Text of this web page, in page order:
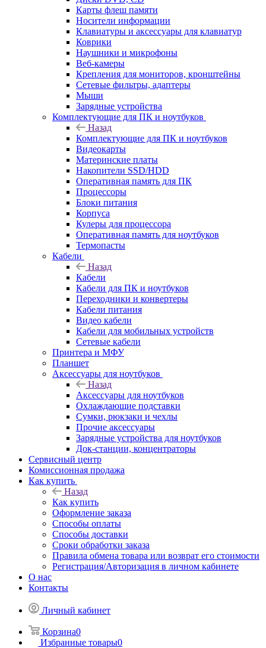
Карты флеш памяти
Носители информации
Клавиатуры и аксессуары для клавиатур
Коврики
Наушники и микрофоны
Веб-камеры
Крепления для мониторов, кронштейны
Сетевые фильтры, адаптеры
Мыши
Зарядные устройства
Комплектующие для ПК и ноутбуков
Назад
Комплектующие для ПК и ноутбуков
Видеокарты
Материнские платы
Накопители SSD/HDD
Оперативная память для ПК
Процессоры
Блоки питания
Корпуса
Кулеры для процессора
Оперативная память для ноутбуков
Термопасты
Кабели
Назад
Кабели
Кабели для ПК и ноутбуков
Переходники и конвертеры
Кабели питания
Видео кабели
Кабели для мобильных устройств
Сетевые кабели
Принтера и МФУ
Планшет
Аксессуары для ноутбуков
Назад
Аксессуары для ноутбуков
Охлаждающие подставки
Сумки, рюкзаки и чехлы
Прочие аксессуары
Зарядные устройства для ноутбуков
Док-станции, концентраторы
Сервисный центр
Комиссионная продажа
Как купить
Назад
Как купить
Оформление заказа
Способы оплаты
Способы доставки
Сроки обработки заказа
Правила обмена товара или возврат его стоимости
Регистрация/Авторизация в личном кабинете
О нас
Контакты
Личный кабинет
Корзина0
Избранные товары0